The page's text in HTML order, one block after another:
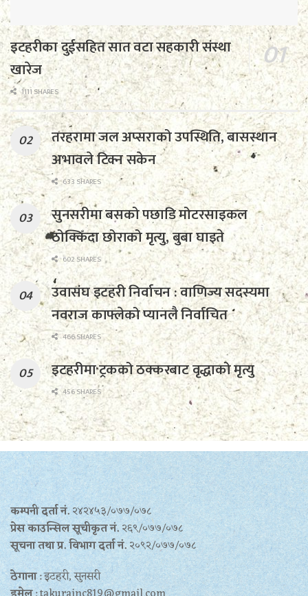
इटहरीका दुईसहित सात वटा सहकारी संस्था
खारेज
1111 SHARES
तरहरामा जल अप्सराको उपस्थिति, बासस्थान
अभावले टिक्न सकेन
633 SHARES
सुनसरीमा बसको पछाडि मोटरसाइकल
ठोक्किँदा छोराको मृत्यु, बुबा घाइते
602 SHARES
उवासंघ इटहरी निर्वाचन : वाणिज्य सदस्यमा
नवराज काफ्लेको प्यानलै निर्वाचित
466 SHARES
इटहरीमा ट्रकको ठक्करबाट वृद्धाको मृत्यु
456 SHARES
कम्पनी दर्ता नं.२४२४५३/०७७/०७८
प्रेस काउन्सिल सूचीकृत नं.२६९/०७७/०७८
सूचना तथा प्र‍. विभाग दर्ता नं.२०९२/०७७/०७८
ठेगाना: इटहरी, सुनसरी